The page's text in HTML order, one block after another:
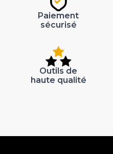
Paiement
sécurisé
Outils de
haute qualité